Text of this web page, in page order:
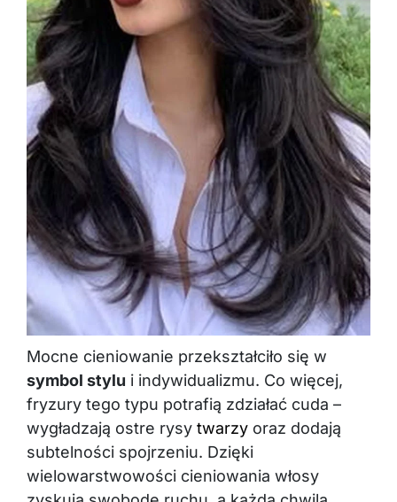
Mocne cieniowanie przekształciło się w
symbol stylu i indywidualizmu. Co więcej,
fryzury tego typu potrafią zdziałać cuda –
wygładzają ostre rysy twarzy oraz dodają
subtelności spojrzeniu. Dzięki
wielowarstwowości cieniowania włosy